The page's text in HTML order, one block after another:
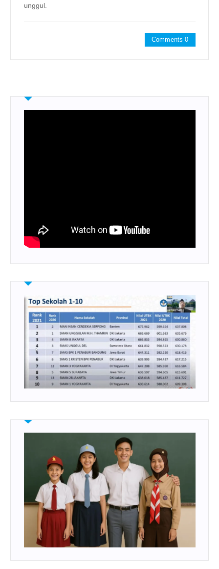
unggul.
Comments 0